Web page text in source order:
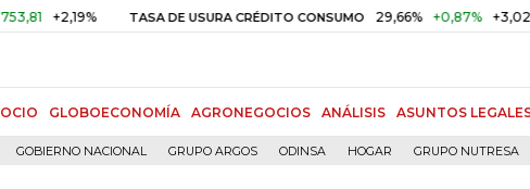
+2,19% TASA DE USURA CRÉDITO CONSUMO 29,66% +0,87% +3,02%
OCIO GLOBOECONOMÍA AGRONEGOCIOS ANÁLISIS ASUNTOS
GOBIERNO NACIONAL GRUPO ARGOS ODINSA HOGAR GRUPO NUTRESA